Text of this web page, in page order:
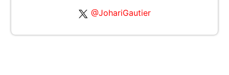
@JohariGautier